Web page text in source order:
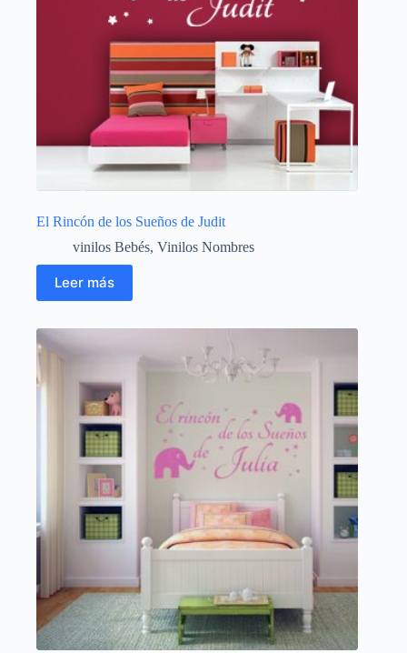
El Rincón de los Sueños de Judit
vinilos Bebés, Vinilos Nombres
Leer más